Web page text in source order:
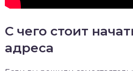
С чего стоит
адреса